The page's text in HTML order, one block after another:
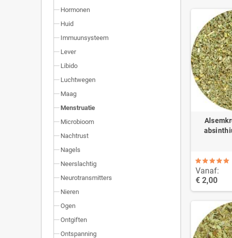
Hormonen
Huid
Immuunsysteem
Lever
Libido
Luchtwegen
Maag
Menstruatie
Microbioom
Nachtrust
Nagels
Neerslachtig
Neurotransmitters
Nieren
Ogen
Ontgiften
Ontspanning
Vanaf:
€ 2,00